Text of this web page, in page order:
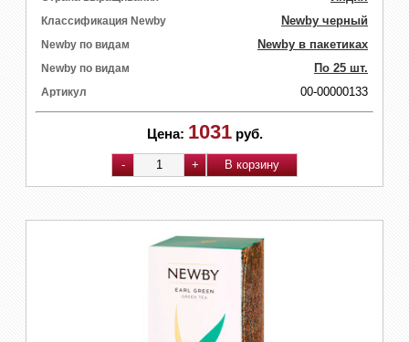
Классификация Newby Newby черный
Newby по видам Newby в пакетиках
Newby по видам По 25 шт.
Артикул 00-00000133
Цена: 1031 руб.